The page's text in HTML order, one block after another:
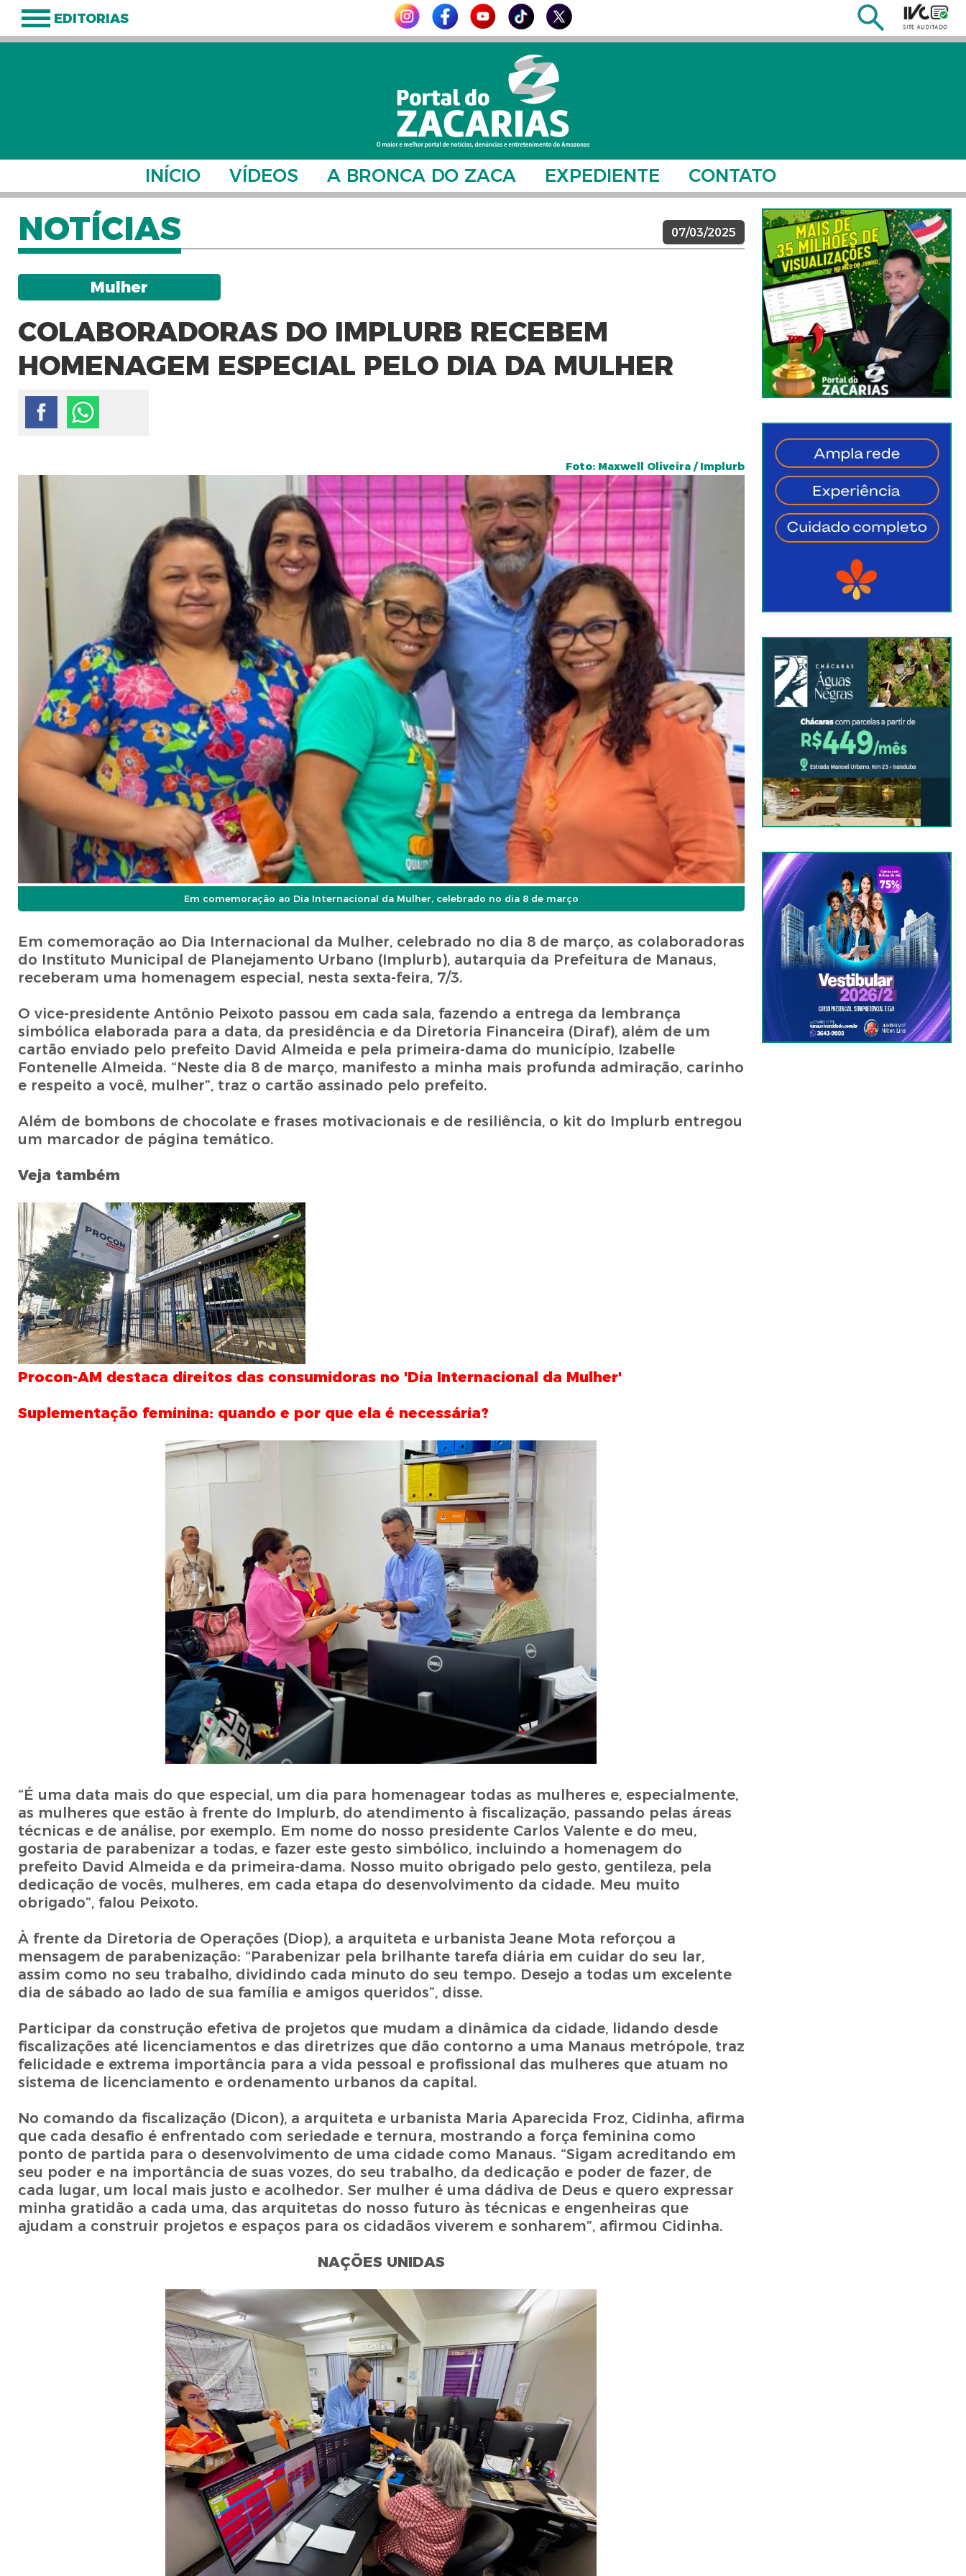
EDITORIAS
INÍCIO VÍDEOS A BRONCA DO ZACA EXPEDIENTE CONTATO
NOTÍCIAS 07/03/2025
Mulher
COLABORADORAS DO IMPLURB RECEBEM
HOMENAGEM ESPECIAL PELO DIA DA MULHER
Foto: Maxwell Oliveira / Implurb
Em comemoração ao Dia Internacional da Mulher, celebrado no dia 8 de março
Em comemoração ao Dia Internacional da Mulher, celebrado no dia 8 de março, as colaboradoras
do Instituto Municipal de Planejamento Urbano (Implurb), autarquia da Prefeitura de Manaus,
receberam uma homenagem especial, nesta sexta-feira, 7/3.
O vice-presidente Antônio Peixoto passou em cada sala, fazendo a entrega da lembrança
simbólica elaborada para a data, da presidência e da Diretoria Financeira (Diraf), além de um
cartão enviado pelo prefeito David Almeida e pela primeira-dama do município, Izabelle
Fontenelle Almeida. “Neste dia 8 de março, manifesto a minha mais profunda admiração, carinho
e respeito a você, mulher”, traz o cartão assinado pelo prefeito.
Além de bombons de chocolate e frases motivacionais e de resiliência, o kit do Implurb entregou
um marcador de página temático.
Veja também
Procon-AM destaca direitos das consumidoras no 'Dia Internacional da Mulher'
Suplementação feminina: quando e por que ela é necessária?
“É uma data mais do que especial, um dia para homenagear todas as mulheres e, especialmente,
as mulheres que estão à frente do Implurb, do atendimento à fiscalização, passando pelas áreas
técnicas e de análise, por exemplo. Em nome do nosso presidente Carlos Valente e do meu,
gostaria de parabenizar a todas, e fazer este gesto simbólico, incluindo a homenagem do
prefeito David Almeida e da primeira-dama. Nosso muito obrigado pelo gesto, gentileza, pela
dedicação de vocês, mulheres, em cada etapa do desenvolvimento da cidade. Meu muito
obrigado”, falou Peixoto.
À frente da Diretoria de Operações (Diop), a arquiteta e urbanista Jeane Mota reforçou a
mensagem de parabenização: “Parabenizar pela brilhante tarefa diária em cuidar do seu lar,
assim como no seu trabalho, dividindo cada minuto do seu tempo. Desejo a todas um excelente
dia de sábado ao lado de sua família e amigos queridos”, disse.
Participar da construção efetiva de projetos que mudam a dinâmica da cidade, lidando desde
fiscalizações até licenciamentos e das diretrizes que dão contorno a uma Manaus metrópole, traz
felicidade e extrema importância para a vida pessoal e profissional das mulheres que atuam no
sistema de licenciamento e ordenamento urbanos da capital.
No comando da fiscalização (Dicon), a arquiteta e urbanista Maria Aparecida Froz, Cidinha, afirma
que cada desafio é enfrentado com seriedade e ternura, mostrando a força feminina como
ponto de partida para o desenvolvimento de uma cidade como Manaus. “Sigam acreditando em
seu poder e na importância de suas vozes, do seu trabalho, da dedicação e poder de fazer, de
cada lugar, um local mais justo e acolhedor. Ser mulher é uma dádiva de Deus e quero expressar
minha gratidão a cada uma, das arquitetas do nosso futuro às técnicas e engenheiras que
ajudam a construir projetos e espaços para os cidadãos viverem e sonharem”, afirmou Cidinha.
NAÇÕES UNIDAS